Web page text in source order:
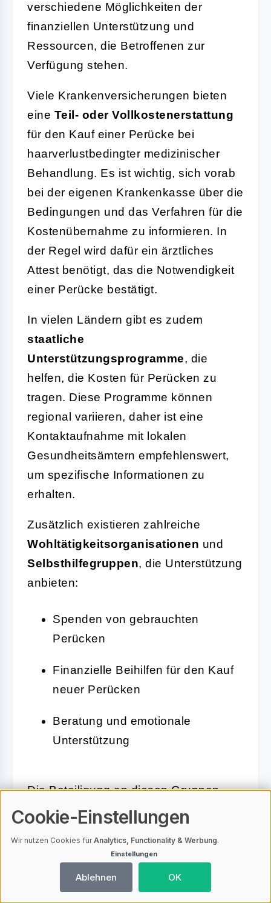
verschiedene Möglichkeiten der
finanziellen Unterstützung und
Ressourcen, die Betroffenen zur
Verfügung stehen.
Viele Krankenversicherungen bieten
eine Teil- oder Vollkostenerstattung
für den Kauf einer Perücke bei
haarverlustbedingter medizinischer
Behandlung. Es ist wichtig, sich vorab
bei der eigenen Krankenkasse über die
Bedingungen und das Verfahren für die
Kostenübernahme zu informieren. In
der Regel wird dafür ein ärztliches
Attest benötigt, das die Notwendigkeit
einer Perücke bestätigt.
In vielen Ländern gibt es zudem
staatliche
Unterstützungsprogramme, die
helfen, die Kosten für Perücken zu
tragen. Diese Programme können
regional variieren, daher ist eine
Kontaktaufnahme mit lokalen
Gesundheitsämtern empfehlenswert,
um spezifische Informationen zu
erhalten.
Zusätzlich existieren zahlreiche
Wohltätigkeitsorganisationen und
Selbsthilfegruppen, die Unterstützung
anbieten:
Spenden von gebrauchten
Perücken
Finanzielle Beihilfen für den Kauf
neuer Perücken
Beratung und emotionale
Unterstützung
Die Beteiligung an diesen Gruppen
kann nicht nur finanziell, sondern auch
sozial unterstützend wirken, da der
Austausch mit anderen Betroffenen oft
sehr bereichernd ist.
Cookie-Einstellungen
Wir nutzen Cookies fürAnalytics, Functionality & Werbung.
Einstellungen
Ablehnen OK